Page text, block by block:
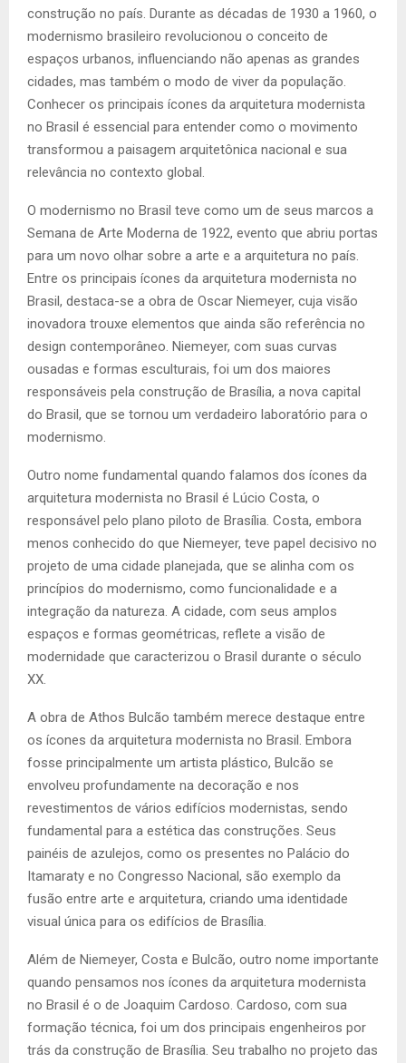
construção no país. Durante as décadas de 1930 a 1960, o
modernismo brasileiro revolucionou o conceito de
espaços urbanos, influenciando não apenas as grandes
cidades, mas também o modo de viver da população.
Conhecer os principais ícones da arquitetura modernista
no Brasil é essencial para entender como o movimento
transformou a paisagem arquitetônica nacional e sua
relevância no contexto global.
O modernismo no Brasil teve como um de seus marcos a
Semana de Arte Moderna de 1922, evento que abriu portas
para um novo olhar sobre a arte e a arquitetura no país.
Entre os principais ícones da arquitetura modernista no
Brasil, destaca-se a obra de Oscar Niemeyer, cuja visão
inovadora trouxe elementos que ainda são referência no
design contemporâneo. Niemeyer, com suas curvas
ousadas e formas esculturais, foi um dos maiores
responsáveis pela construção de Brasília, a nova capital
do Brasil, que se tornou um verdadeiro laboratório para o
modernismo.
Outro nome fundamental quando falamos dos ícones da
arquitetura modernista no Brasil é Lúcio Costa, o
responsável pelo plano piloto de Brasília. Costa, embora
menos conhecido do que Niemeyer, teve papel decisivo no
projeto de uma cidade planejada, que se alinha com os
princípios do modernismo, como funcionalidade e a
integração da natureza. A cidade, com seus amplos
espaços e formas geométricas, reflete a visão de
modernidade que caracterizou o Brasil durante o século
XX.
A obra de Athos Bulcão também merece destaque entre
os ícones da arquitetura modernista no Brasil. Embora
fosse principalmente um artista plástico, Bulcão se
envolveu profundamente na decoração e nos
revestimentos de vários edifícios modernistas, sendo
fundamental para a estética das construções. Seus
painéis de azulejos, como os presentes no Palácio do
Itamaraty e no Congresso Nacional, são exemplo da
fusão entre arte e arquitetura, criando uma identidade
visual única para os edifícios de Brasília.
Além de Niemeyer, Costa e Bulcão, outro nome importante
quando pensamos nos ícones da arquitetura modernista
no Brasil é o de Joaquim Cardoso. Cardoso, com sua
formação técnica, foi um dos principais engenheiros por
trás da construção de Brasília. Seu trabalho no projeto das